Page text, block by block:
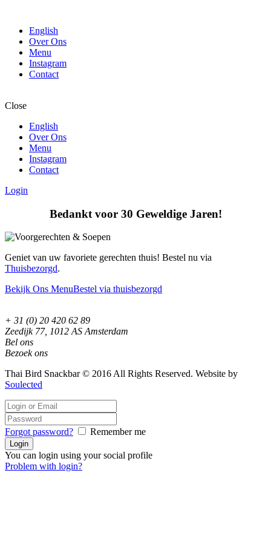
English
Over Ons
Menu
Instagram
Contact
Close
English
Over Ons
Menu
Instagram
Contact
Login
Bedankt voor 30 Geweldige Jaren!
Geniet van uw favoriete gerechten thuis! Bestel nu via
Thuisbezorgd.
Bekijk Ons MenuBestel via thuisbezorgd
+ 31 (0) 20 420 62 89
Zeedijk 77, 1012 AS Amsterdam
Bel ons
Bezoek ons
Thai Bird Snackbar © 2016 All Rights Reserved. Website by
Soulected
Forgot password? Remember me
You can login using your social profile
Problem with login?